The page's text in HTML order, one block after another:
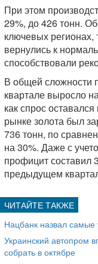
При этом
29%, до 426 тонн.
ключевых регионах,
вернулись к
способствовали
В общей сложности
квартале выросло
как спрос
рынке золота был
736 тонн, по
на 30%. Даже с
профицит составил
предыдущем
Нацбанк назвал
Украинский автопром
собрать в октябре